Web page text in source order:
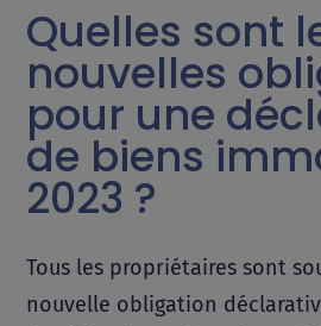
Quelles sont
nouvelles
pour une
de biens
2023 ?
Tous les propriétaires sont
nouvelle obligation